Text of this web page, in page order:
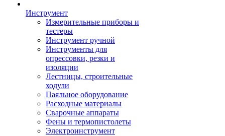
Инструмент
Измерительные приборы и
тестеры
Инструмент ручной
Инструменты для
опрессовки, резки и
изоляции
Лестницы, строительные
ходули
Паяльное оборудование
Расходные материалы
Сварочные аппараты
Фены и термопистолеты
Электроинструмент